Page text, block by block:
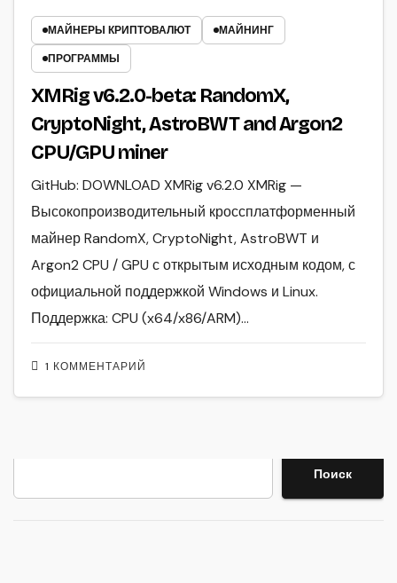
МАЙНЕРЫ КРИПТОВАЛЮТ
МАЙНИНГ
ПРОГРАММЫ
XMRig v6.2.0-beta: RandomX,
CryptoNight, AstroBWT and Argon2
CPU/GPU miner
1 КОММЕНТАРИЙ
GitHub: DOWNLOAD XMRig v6.2.0 XMRig —
Высокопроизводительный кроссплатформенный
майнер RandomX, CryptoNight, AstroBWT и
Argon2 CPU / GPU с открытым исходным кодом, с
официальной поддержкой Windows и Linux.
Поддержка: CPU (x64/x86/ARM)…
Поиск